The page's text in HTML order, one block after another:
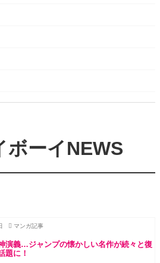
ボーイNEWS
マンガ記事
演義…ジャンプの懐かしい名作が続々と復
題に！